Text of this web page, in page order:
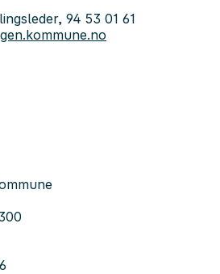
94 53 01 61